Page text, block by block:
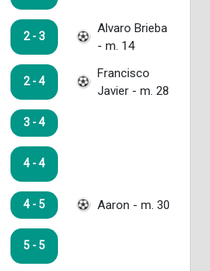
2 - 3
Alvaro Brieba
- m. 14
2 - 4
Francisco
Javier - m. 28
3 - 4
4 - 4
4 - 5 Aaron - m. 30
5 - 5